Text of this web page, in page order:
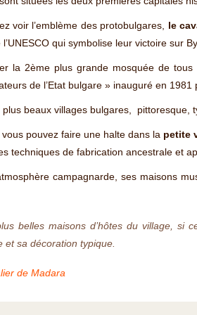
voir l’emblème des protobulgares,
le
qui symbolise leur victoire sur
la 2ème plus grande mosquée de
de l’Etat bulgare » inauguré en
plus beaux villages bulgares,
pouvez faire une halte dans la petite
techniques de fabrication ancestrale et
campagnarde, ses maisons
belles maisons d’hôtes du village, si
et sa décoration typique.
de Madara